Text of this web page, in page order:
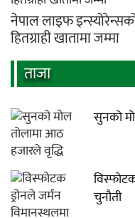
नेपाल लाइफ
हितग्राही खातामा जम्मा
ताजा
सुनको
चुनौती